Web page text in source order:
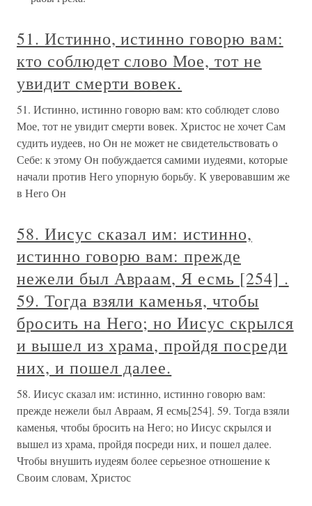
51. Истинно, истинно говорю вам:
кто соблюдет слово Мое, тот не
увидит смерти вовек.
51. Истинно, истинно говорю вам: кто соблюдет слово
Мое, тот не увидит смерти вовек. Христос не хочет Сам
судить иудеев, но Он не может не свидетельствовать о
Себе: к этому Он побуждается самими иудеями, которые
начали против Него упорную борьбу. К уверовавшим же
в Него Он
58. Иисус сказал им: истинно,
истинно говорю вам: прежде
нежели был Авраам, Я есмь [254] .
59. Тогда взяли каменья, чтобы
бросить на Него; но Иисус скрылся
и вышел из храма, пройдя посреди
них, и пошел далее.
58. Иисус сказал им: истинно, истинно говорю вам:
прежде нежели был Авраам, Я есмь[254]. 59. Тогда взяли
каменья, чтобы бросить на Него; но Иисус скрылся и
вышел из храма, пройдя посреди них, и пошел далее.
Чтобы внушить иудеям более серьезное отношение к
Своим словам, Христос